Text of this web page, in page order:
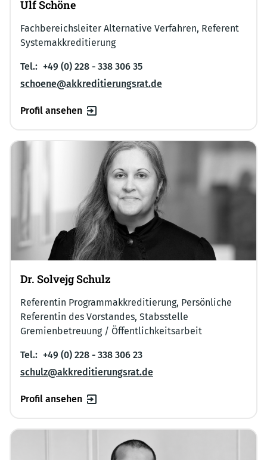
Ulf Schöne
Fachbereichsleiter Alternative Verfahren, Referent
Systemakkreditierung
Tel.: +49 (0) 228 - 338 306 35
schoene@akkreditierungsrat.de
Profil ansehen
Dr. Solvejg Schulz
Referentin Programmakkreditierung, Persönliche
Referentin des Vorstandes, Stabsstelle
Gremienbetreuung / Öffentlichkeitsarbeit
Tel.: +49 (0) 228 - 338 306 23
schulz@akkreditierungsrat.de
Profil ansehen